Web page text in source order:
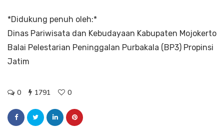
*Didukung penuh oleh:*
Dinas Pariwisata dan Kebudayaan Kabupaten Mojokerto
Balai Pelestarian Peninggalan Purbakala (BP3) Propinsi
Jatim
0 1791 0